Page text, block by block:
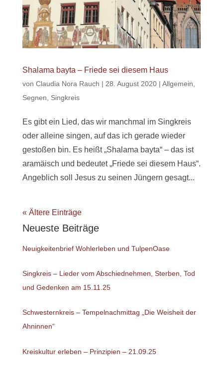
Shalama bayta – Friede sei diesem Haus
von Claudia Nora Rauch | 28. August 2020| Allgemein
Segnen
Singkreis
Es gibt ein Lied, das wir manchmal im Singkreis
oder alleine singen, auf das ich gerade wieder
gestoßen bin. Es heißt „Shalama bayta“ – das ist
aramäisch und bedeutet „Friede sei diesem Haus“.
Angeblich soll Jesus zu seinen Jüngern gesagt...
« Ältere Einträge
Neueste Beiträge
Neuigkeitenbrief Wohlerleben und TulpenOase
Singkreis – Lieder vom Abschiednehmen, Sterben, Tod
und Gedenken am 15.11.25
Schwesternkreis – Tempelnachmittag „Die Weisheit der
Ahninnen“
Kreiskultur erleben – Prinzipien – 21.09.25